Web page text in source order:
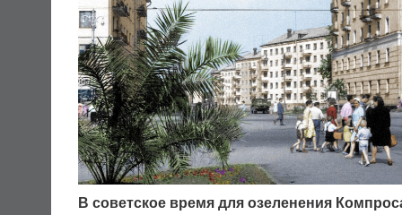
В советское время для озеленения